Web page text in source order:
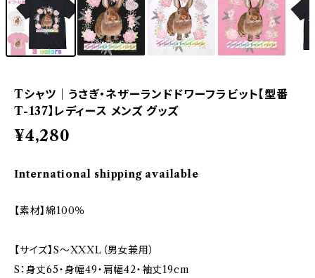
Tシャツ｜うさぎ・ネザーランドドワーフラビット【型番
T-137】レディース メンズ グッズ
¥4,280
International shipping available
【素材】綿100％
【サイズ】S～XXXL（男女兼用）
S：身丈65・身幅49・肩幅42・袖丈19cm